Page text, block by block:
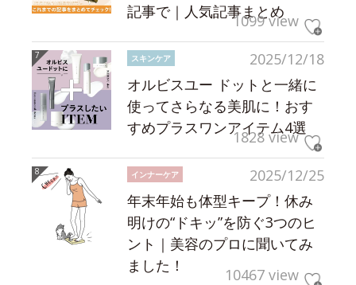
記事で｜人気記事まとめ
1099 view
2025/12/18
スキンケア
オルビスユー ドットと一緒に
使ってさらなる美肌に！おす
すめプラスワンアイテム4選
1828 view
2025/12/25
インナーケア
年末年始も体型キープ！休み
明けの“ドキッ”を防ぐ3つのヒ
ント｜美容のプロに聞いてみ
ました！
10467 view